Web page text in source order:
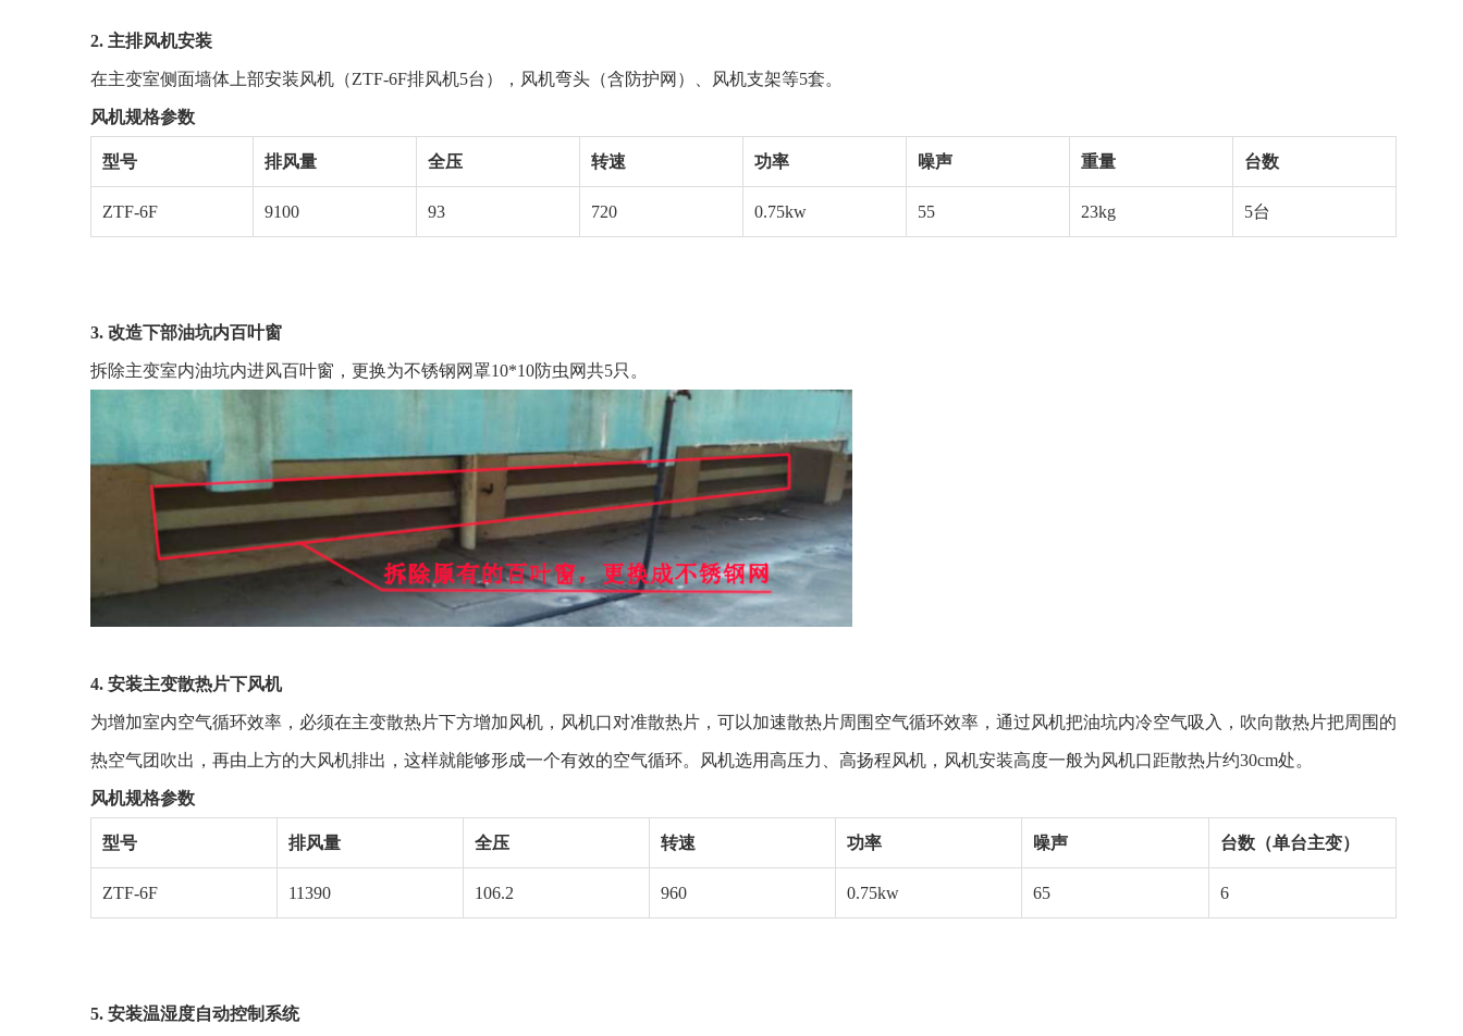
2. 主排风机安装
在主变室侧面墙体上部安装风机（ZTF-6F排风机5台），风机弯头（含防护网）、风机支架等5套。
风机规格参数
型号 排风量 全压 转速 功率 噪声 重量 台数
ZTF-6F 9100 93 720 0.75kw 55 23kg 5台
3. 改造下部油坑内百叶窗
拆除主变室内油坑内进风百叶窗，更换为不锈钢网罩10*10防虫网共5只。
4. 安装主变散热片下风机
为增加室内空气循环效率，必须在主变散热片下方增加风机，风机口对准散热片，可以加速散热片周围空气循环效率，通过风机把油坑内冷空气吸入，吹向散热片把周围的
热空气团吹出，再由上方的大风机排出，这样就能够形成一个有效的空气循环。风机选用高压力、高扬程风机，风机安装高度一般为风机口距散热片约30cm处。
风机规格参数
型号 排风量 全压 转速 功率 噪声 台数（单台主变）
ZTF-6F 11390 106.2 960 0.75kw 65 6
5. 安装温湿度自动控制系统